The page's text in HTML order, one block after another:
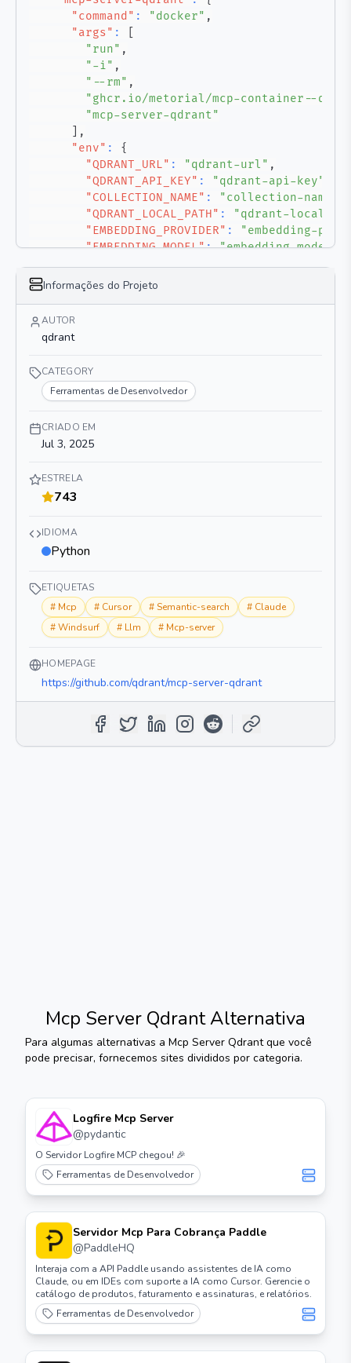
"command" : "docker" ,
"args" :
"run" ,
"-i" ,
"--rm" ,
"ghcr.io/metorial/mcp-container--
"mcp-server-qdrant"
,
"env" :
{
"QDRANT_URL" : "qdrant-url" ,
"QDRANT_API_KEY" : "qdrant-api-key"
"COLLECTION_NAME" : "collection-name"
"QDRANT_LOCAL_PATH" :
"qdrant-local-
"EMBEDDING_PROVIDER" :
"embedding-
"EMBEDDING_MODEL": "embedding-model"
}
Informações do Projeto
AUTOR
qdrant
CATEGORY
Ferramentas de Desenvolvedor
CRIADO EM
Jul 3, 2025
ESTRELA
743
IDIOMA
Python
ETIQUETAS
# Mcp # Cursor #Semantic-search # Claude
#Windsurf # Llm # Mcp-server
HOMEPAGE
https://github.com/qdrant/mcp-server-qdrant
Mcp Server Qdrant Alternativa
Para algumas alternativas a Mcp Server Qdrantque você
pode precisar, fornecemos sites divididos por categoria.
Logfire Mcp Server
@pydantic
O Servidor Logfire MCP chegou! 🎉
Ferramentas de Desenvolvedor
Servidor Mcp Para Cobrança Paddle
@PaddleHQ
Interaja com a API Paddle usando assistentes de IA como
Claude, ou em IDEs com suporte a IA como Cursor. Gerencie o
catálogo de produtos, faturamento e assinaturas, e relatórios.
Ferramentas de Desenvolvedor